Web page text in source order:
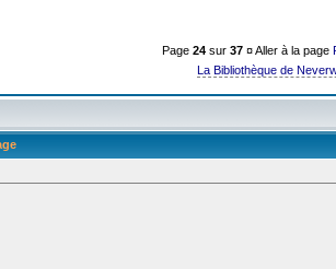
Page24 sur37 ¤ Aller à la page
La Bibliothèque de